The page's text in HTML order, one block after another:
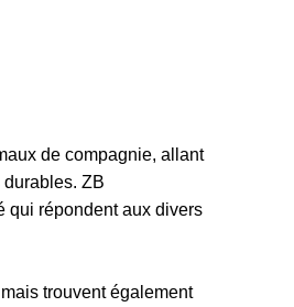
de compagnie, allant
ZB
qui répondent aux divers
trouvent également